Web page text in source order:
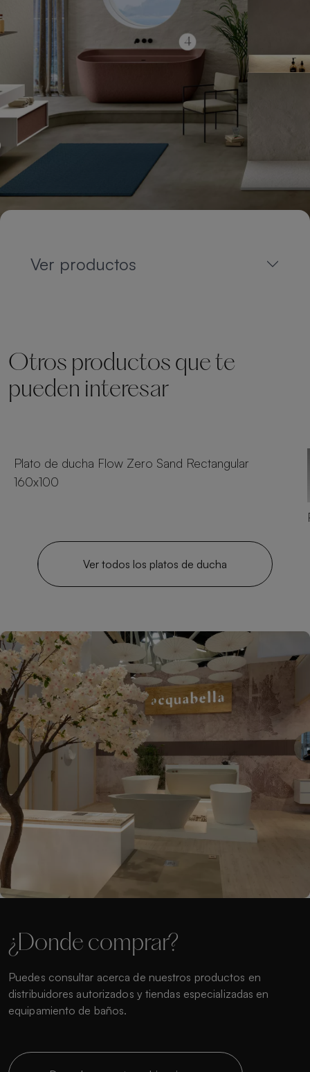
Ver productos
Otros productos que te
pueden interesar
Plato de ducha Flow Zero Sand Rectangular
160x100
Ver todos los platos de ducha
¿Donde comprar?
Puedes consultar acerca de nuestros productos en
distribuidores autorizados y tiendas especializadas en
equipamiento de baños.